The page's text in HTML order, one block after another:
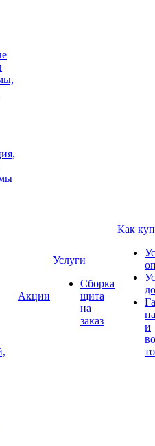
Акции
Услуги
Сборка
щита
на
заказ
Как
и